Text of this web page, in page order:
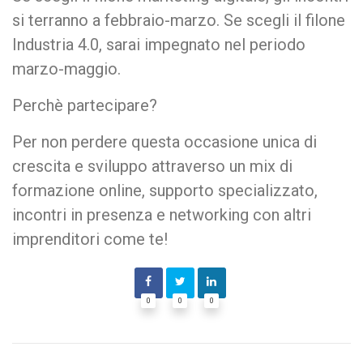
si terranno a febbraio-marzo. Se scegli il filone
Industria 4.0, sarai impegnato nel periodo
marzo-maggio.
Perchè partecipare?
Per non perdere questa occasione unica di
crescita e sviluppo attraverso un mix di
formazione online, supporto specializzato,
incontri in presenza e networking con altri
imprenditori come te!
0 0 0